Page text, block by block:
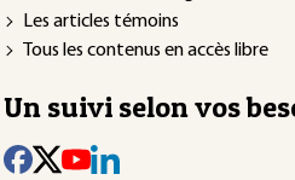
Les articles témoins
Tous les contenus en accès libre
Un suivi selon vos